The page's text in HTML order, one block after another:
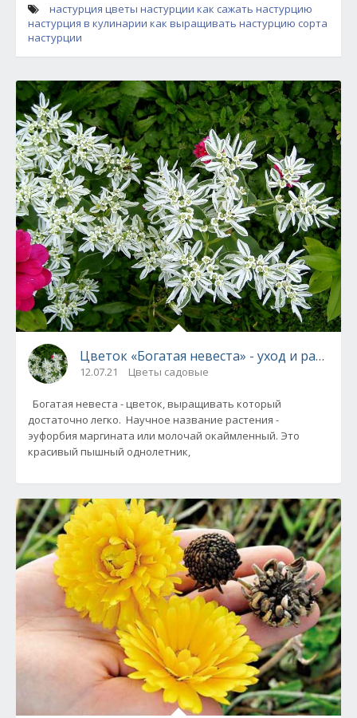
настурция цветы настурции как сажать настурцию
настурция в кулинарии как выращивать настурцию сорта
настурции
Цветок «Богатая невеста» - уход и
12.07.21 Цветы садовые
Богатая невеста - цветок, выращивать который
достаточно легко. Научное название растения -
эуфорбия маргината или молочай окаймленный. Это
красивый пышный однолетник,